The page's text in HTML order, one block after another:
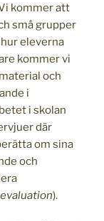
kommer att
små grupper
eleverna
kommer vi
och
i
i skolan
där
om sina
och
).